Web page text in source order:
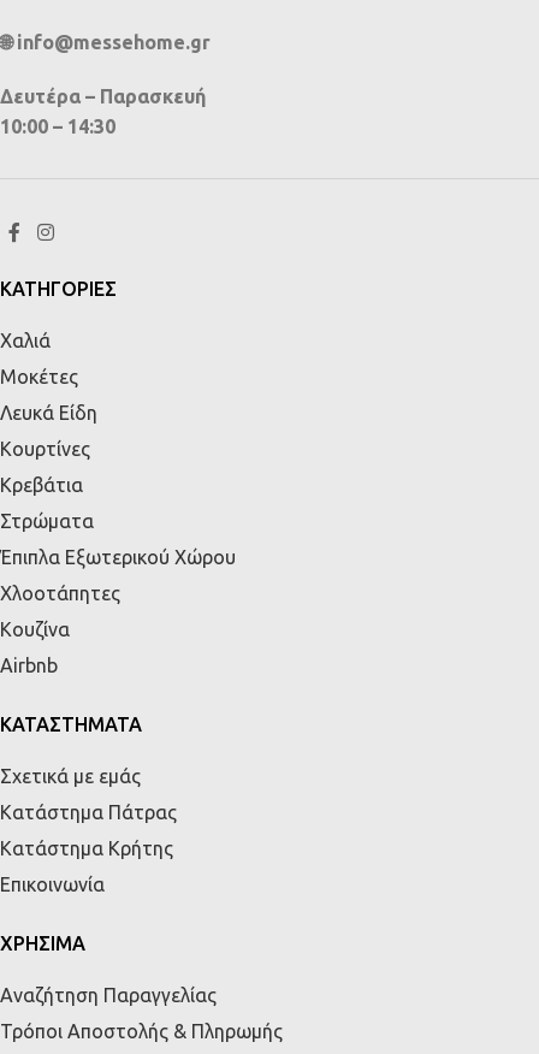
🌐 info@messehome.gr
Δευτέρα – Παρασκευή
10:00 – 14:30
ΚΑΤΗΓΟΡΙΕΣ
Χαλιά
Μοκέτες
Λευκά Είδη
Κουρτίνες
Κρεβάτια
Στρώματα
Έπιπλα Εξωτερικού Χώρου
Χλοοτάπητες
Κουζίνα
Airbnb
ΚΑΤΑΣΤΗΜΑΤΑ
Σχετικά με εμάς
Κατάστημα Πάτρας
Κατάστημα Κρήτης
Επικοινωνία
ΧΡΗΣΙΜΑ
Αναζήτηση Παραγγελίας
Τρόποι Αποστολής & Πληρωμής